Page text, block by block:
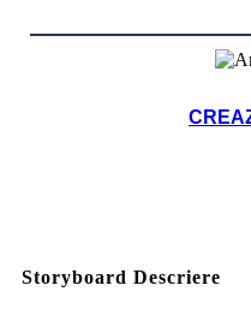
Storyboard Descriere